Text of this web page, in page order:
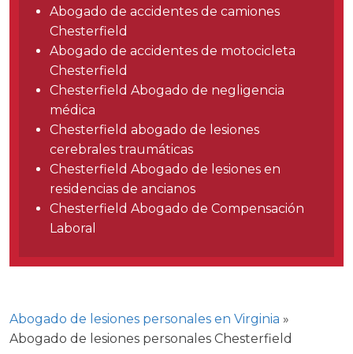
Blog
Testimonios
Noticias
Videos
Abogado de accidentes de camiones
Chesterfield
Abogado de accidentes de motocicleta
Chesterfield
Chesterfield Abogado de negligencia
médica
Chesterfield abogado de lesiones
cerebrales traumáticas
Chesterfield Abogado de lesiones en
residencias de ancianos
Chesterfield Abogado de Compensación
Laboral
Abogado de lesiones personales en Virginia »
Abogado de lesiones personales Chesterfield